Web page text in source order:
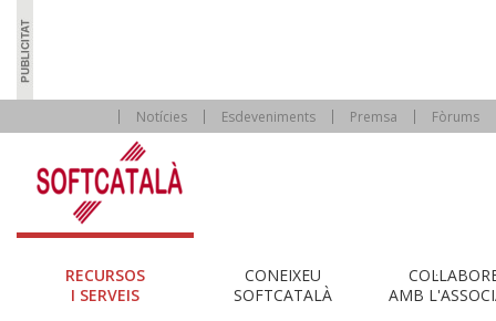
Notícies Esdeveniments Premsa Fòrums
RECURSOS
I SERVEIS
CONEIXEU
SOFTCATALÀ
AMB